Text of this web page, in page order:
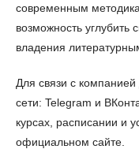
современным
возможность углубить
владения
Для связи с
сети: Telegram и
курсах, расписании и
официальном сайте.